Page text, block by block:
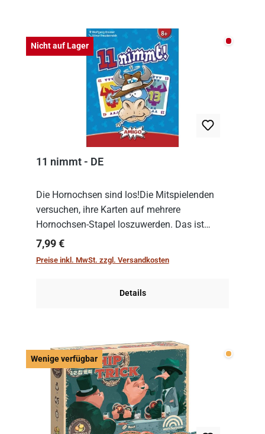
Nicht auf Lager Nicht
11 nimmt - DE
Die Hornochsen sind los!Die Mitspielenden
versuchen, ihre Karten auf mehrere
Hornochsen-Stapel loszuwerden. Das ist
kniffliger als gedacht, denn die Differenz
zwischen ausgespielter Karte und der
Regulärer Preis:
7,99 €
Preise inkl. MwSt. zzgl. Versandkosten
Details
Wenige verfügbar Wenige